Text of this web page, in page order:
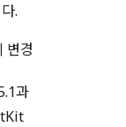
.
변경
과